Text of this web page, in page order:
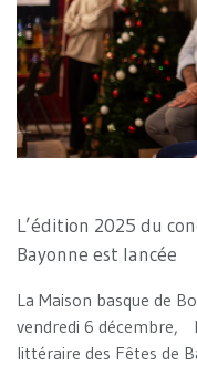
L’édition 2025 du
Bayonne est lancée
La Maison basque de
vendredi 6 décembre,
littéraire des Fêtes de